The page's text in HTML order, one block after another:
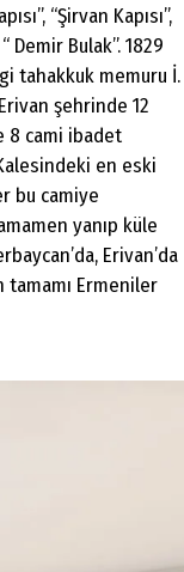
“Şirvan Kapısı”,
Demir Bulak”. 1829
tahakkuk memuru İ.
şehrinde 12
8 cami ibadet
en eski
bu camiye
yanıp küle
Erivan’da
tamamı Ermeniler